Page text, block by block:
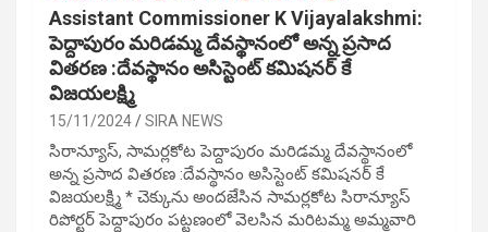
Assistant Commissioner K Vijayalakshmi:
పెద్దాపురం మరిడమ్మ దేవస్థానంలో అన్న ప్రసాద
వితరణ :దేవస్థానం అసిస్టెంట్ కమిషనర్ కే
విజయలక్ష్మి
15/11/2024 SIRA NEWS
సిరాన్యూస్, సామర్లకోట పెద్దాపురం మరిడమ్మ దేవస్థానంలో
అన్న ప్రసాద వితరణ :దేవస్థానం అసిస్టెంట్ కమిషనర్ కే
విజయలక్ష్మి * చెక్కును అందజేసిన సామర్లకోట సిరాన్యూస్
రిపోర్టర్ పెద్దాపురం పట్టణంలో వెలసిన మరిటమ్మ అమ్మవారి